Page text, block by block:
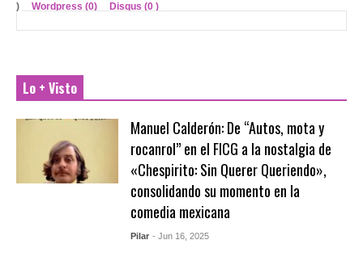
) Wordpress (0) Disqus (0 )
Lo + Visto
Manuel Calderón: De “Autos, mota y
rocanrol” en el FICG a la nostalgia de
«Chespirito: Sin Querer Queriendo»,
consolidando su momento en la
comedia mexicana
Pilar - Jun 16, 2025